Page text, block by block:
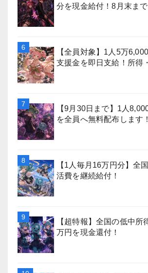
分を現金給付！8月末まで
【全員対象】1人5万
支援金を即日支給！所得
【9月30日まで】1人
を全員へ無料配布します！
【1人毎月16万円分】全
活費を継続給付！
【超特報】全国の低中所
万円を現金還付！